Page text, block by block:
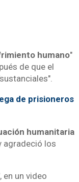
humano"
de que el
de prisioneros
humanitaria
agradeció los
un video